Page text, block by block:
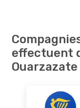
effectuent
Ouarzazate